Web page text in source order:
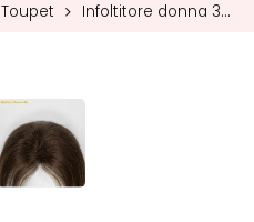
Toupet
Infoltitore donna 3